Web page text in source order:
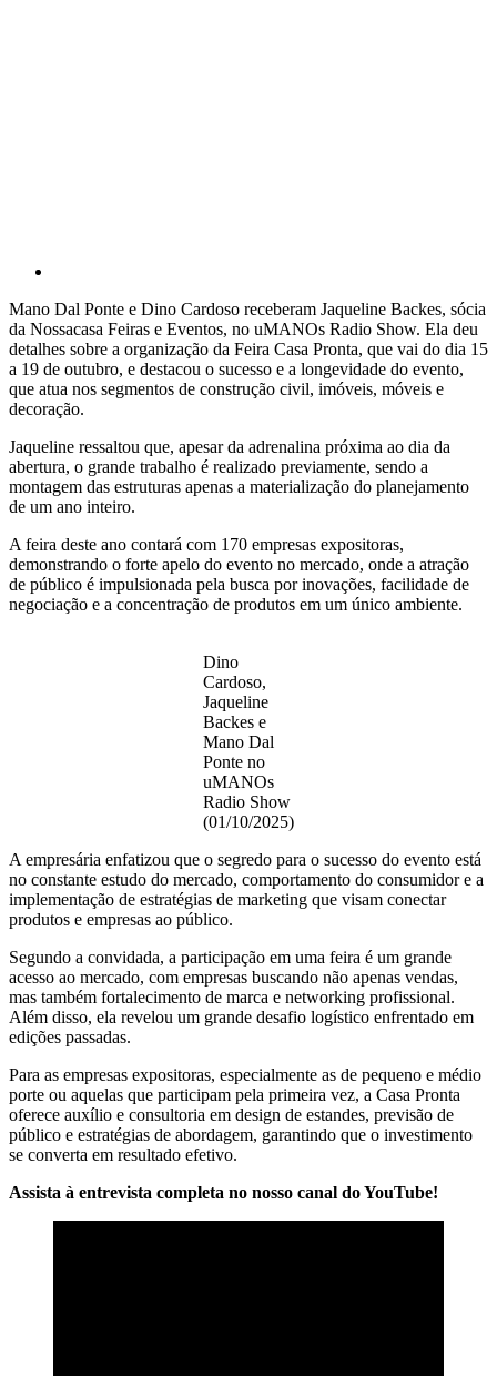
Mano Dal Ponte e Dino Cardoso receberam Jaqueline Backes, sócia
da Nossacasa Feiras e Eventos, no uMANOs Radio Show. Ela deu
detalhes sobre a organização da Feira Casa Pronta, que vai do dia 15
a 19 de outubro, e destacou o sucesso e a longevidade do evento,
que atua nos segmentos de construção civil, imóveis, móveis e
decoração.
Jaqueline ressaltou que, apesar da adrenalina próxima ao dia da
abertura, o grande trabalho é realizado previamente, sendo a
montagem das estruturas apenas a materialização do planejamento
de um ano inteiro.
A feira deste ano contará com 170 empresas expositoras,
demonstrando o forte apelo do evento no mercado, onde a atração
de público é impulsionada pela busca por inovações, facilidade de
negociação e a concentração de produtos em um único ambiente.
Dino
Cardoso,
Jaqueline
Backes e
Mano Dal
Ponte no
uMANOs
Radio Show
(01/10/2025)
A empresária enfatizou que o segredo para o sucesso do evento está
no constante estudo do mercado, comportamento do consumidor e a
implementação de estratégias de marketing que visam conectar
produtos e empresas ao público.
Segundo a convidada, a participação em uma feira é um grande
acesso ao mercado, com empresas buscando não apenas vendas,
mas também fortalecimento de marca e networking profissional.
Além disso, ela revelou um grande desafio logístico enfrentado em
edições passadas.
Para as empresas expositoras, especialmente as de pequeno e médio
porte ou aquelas que participam pela primeira vez, a Casa Pronta
oferece auxílio e consultoria em design de estandes, previsão de
público e estratégias de abordagem, garantindo que o investimento
se converta em resultado efetivo.
Assista à entrevista completa no nosso canal do YouTube!